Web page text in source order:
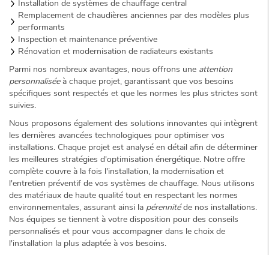
Installation de systèmes de chauffage central
Remplacement de chaudières anciennes par des modèles plus
performants
Inspection et maintenance préventive
Rénovation et modernisation de radiateurs existants
Parmi nos nombreux avantages, nous offrons une attention
personnaliséeà chaque projet, garantissant que vos besoins
spécifiques sont respectés et que les normes les plus strictes sont
suivies.
Nous proposons également des solutions innovantes qui intègrent
les dernières avancées technologiques pour optimiser vos
installations. Chaque projet est analysé en détail afin de déterminer
les meilleures stratégies d'optimisation énergétique. Notre offre
complète couvre à la fois l'installation, la modernisation et
l'entretien préventif de vos systèmes de chauffage. Nous utilisons
des matériaux de haute qualité tout en respectant les normes
environnementales, assurant ainsi la pérennitéde nos installations.
Nos équipes se tiennent à votre disposition pour des conseils
personnalisés et pour vous accompagner dans le choix de
l'installation la plus adaptée à vos besoins.